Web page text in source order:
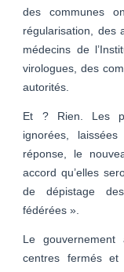
des communes
régularisation, des
médecins de
virologues, des
autorités.
Et ? Rien. Les
ignorées,
réponse, le
accord qu’elles
de dépistage
fédérées ».
Le gouvernement
centres fermés et